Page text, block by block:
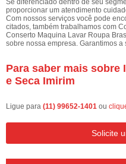
Se diferenciado dentro de seu
proporcionar um atendimento
Com nossos serviços você pode
citados, também trabalhamos com
Conserto Maquina Lavar Roupa
sobre nossa empresa. Garantimos a
Para saber mais sobre
e Seca Imirim
Ligue para (11) 99652-1401 ou
Solicite